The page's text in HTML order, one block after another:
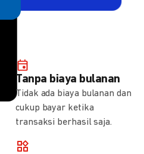
Tanpa biaya bulanan
Tidak ada biaya bulanan dan
cukup bayar ketika
transaksi berhasil saja.